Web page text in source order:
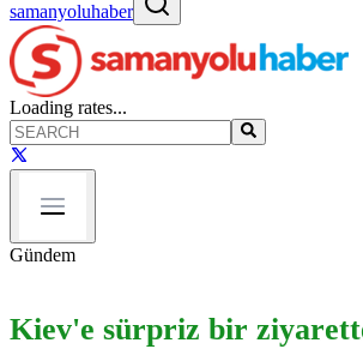
samanyoluhaber
Loading rates...
Gündem
Kiev'e sürpriz bir